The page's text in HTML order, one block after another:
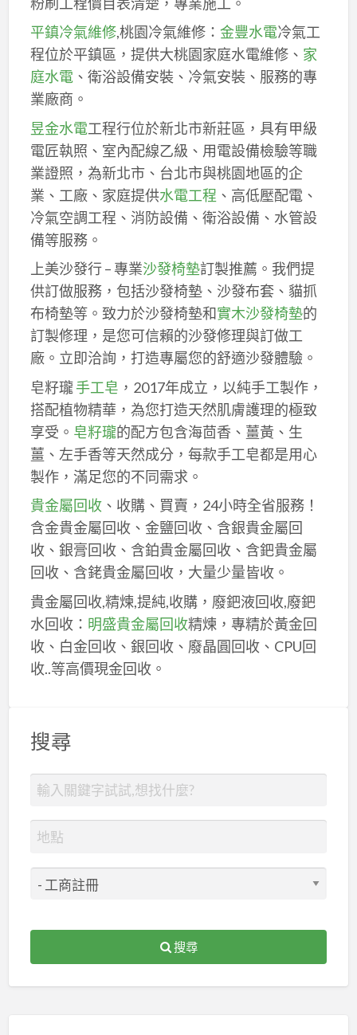
平鎮冷氣維修,桃園冷氣維修： 金豐水電冷氣工
程位於平鎮區，提供大桃園家庭水電維修、 家
庭水電、衛浴設備安裝、冷氣安裝、服務的專
業廠商。
昱金水電工程行位於新北市新莊區，具有甲級
電匠執照、室內配線乙級、用電設備檢驗等職
業證照，為新北市、台北市與桃園地區的企
業、工廠、家庭提供水電工程 、高低壓配電、
冷氣空調工程、消防設備、衛浴設備、水管設
備等服務。
上美沙發行 – 專業沙發椅墊訂製推薦。我們提
供訂做服務，包括沙發椅墊、沙發布套、貓抓
布椅墊等。致力於沙發椅墊和實木沙發椅墊的
訂製修理，是您可信賴的沙發修理與訂做工
廠。立即洽詢，打造專屬您的舒適沙發體驗。
皂籽瓏手工皂 ，2017年成立，以純手工製作，
搭配植物精華，為您打造天然肌膚護理的極致
享受。 皂籽瓏的配方包含海茴香、薑黃、生
薑、左手香等天然成分，每款手工皂都是用心
製作，滿足您的不同需求。
貴金屬回收、收購、買賣，24小時全省服務！
含金貴金屬回收、金鹽回收、含銀貴金屬回
收、銀膏回收、含鉑貴金屬回收、含鈀貴金屬
回收、含銠貴金屬回收，大量少量皆收。
貴金屬回收,精煉,提純,收購，廢鈀液回收,廢鈀
水回收： 明盛貴金屬回收精煉，專精於黃金回
收、白金回收、銀回收、廢晶圓回收、CPU回
收..等高價現金回收。
搜尋
搜尋